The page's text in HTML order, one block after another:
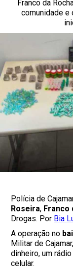
Franco da
comunidade e
Polícia de
Roseira, Franco
Drogas. Por Bia
A operação no
Militar de
dinheiro, um
celular.